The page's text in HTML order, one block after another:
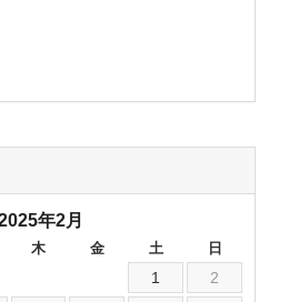
年2月
木 金 土 日
1
2